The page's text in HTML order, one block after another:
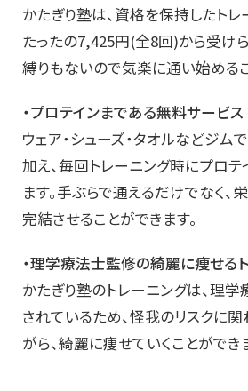
かたぎり塾は、資格を保持したト
たったの7,425円(全8回)から受け
縛りもないので気楽に通い始める
・プロテインまである無料サービス
ウェア・シューズ・タオルなどジ
加え、毎回トレーニング時にプロテ
ます。手ぶらで通えるだけでなく
完結させることができます。
・理学療法士監修の綺麗に痩せる
かたぎり塾のトレーニングは、理
されているため、怪我のリスクに
がら、綺麗に痩せていくことができ